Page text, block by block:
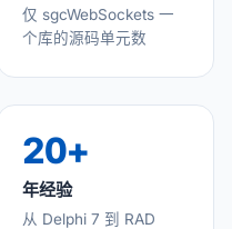
仅 sgcWebSockets 一
个库的源码单元数
20+
年经验
从 Delphi 7 到 RAD